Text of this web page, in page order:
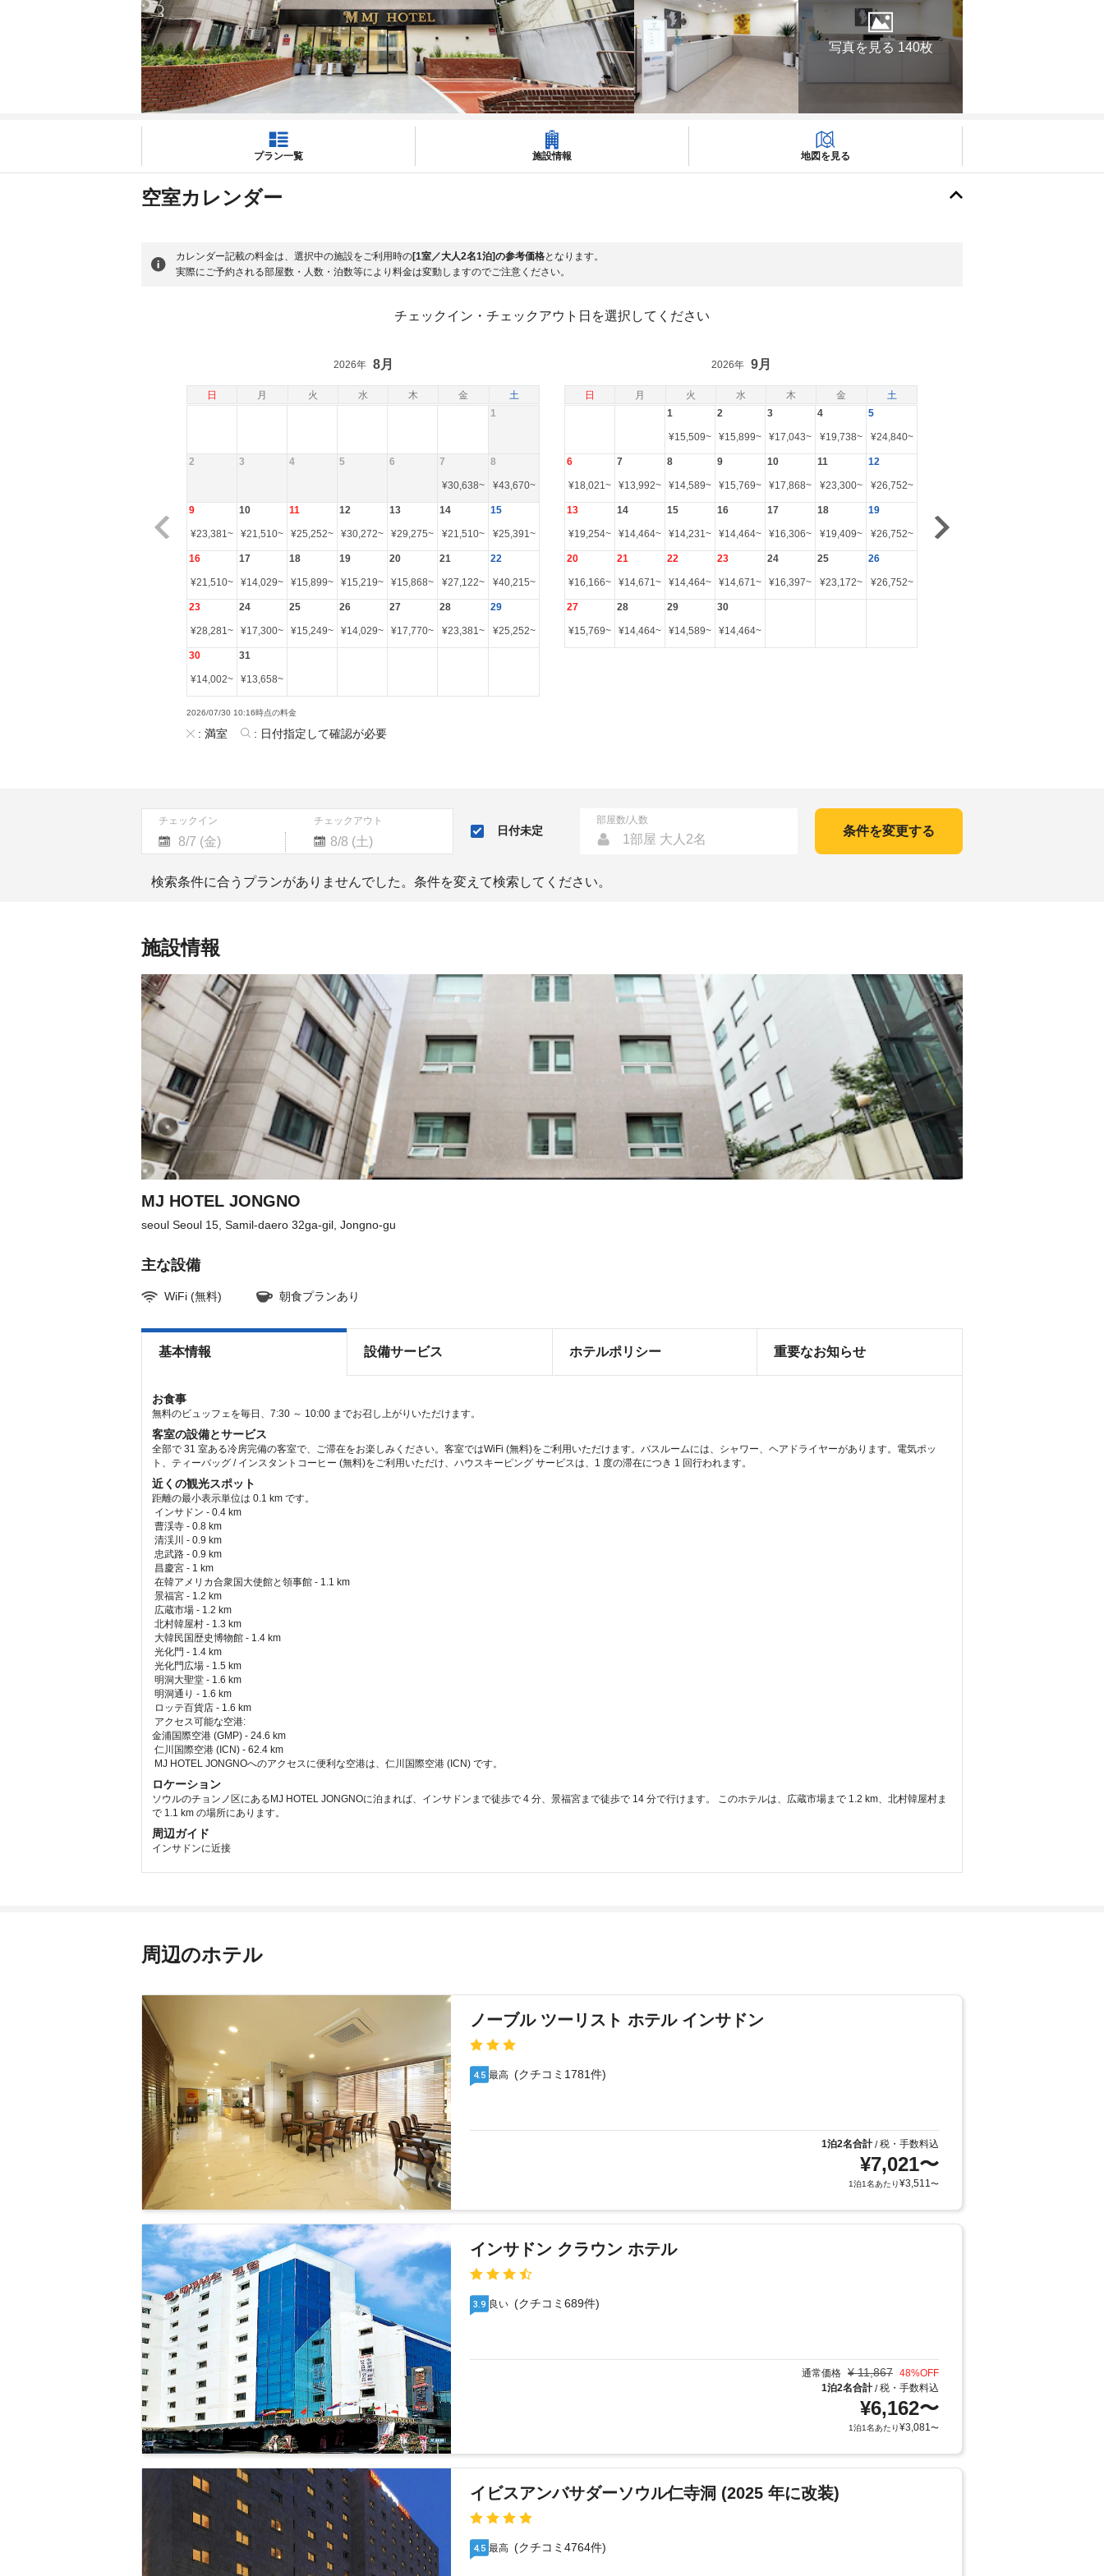
写真を見る 140枚
プラン一覧 施設情報 地図を見る
空室カレンダー
カレンダー記載の料金は、選択中の施設をご利用時の[1室／大人2名1泊]の参考価格となります。
実際にご予約される部屋数・人数・泊数等により料金は変動しますのでご注意ください。
チェックイン・チェックアウト日を選択してください
日 月 火 水 木 金 土 日 月 火 水 木 金 土
2026年 8月
1
2 3 4 5 6 7
¥30,638~
8
¥43,670~
9
¥23,381~
10
¥21,510~
11
¥25,252~
12
¥30,272~
13
¥29,275~
14
¥21,510~
15
¥25,391~
16
¥21,510~
17
¥14,029~
18
¥15,899~
19
¥15,219~
20
¥15,868~
21
¥27,122~
22
¥40,215~
23
¥28,281~
24
¥17,300~
25
¥15,249~
26
¥14,029~
27
¥17,770~
28
¥23,381~
29
¥25,252~
30
¥14,002~
31
¥13,658~
2026年 9月
1
¥15,509~
2
¥15,899~
3
¥17,043~
4
¥19,738~
5
¥24,840~
6
¥18,021~
7
¥13,992~
8
¥14,589~
9
¥15,769~
10
¥17,868~
11
¥23,300~
12
¥26,752~
13
¥19,254~
14
¥14,464~
15
¥14,231~
16
¥14,464~
17
¥16,306~
18
¥19,409~
19
¥26,752~
20
¥16,166~
21
¥14,671~
22
¥14,464~
23
¥14,671~
24
¥16,397~
25
¥23,172~
26
¥26,752~
27
¥15,769~
28
¥14,464~
29
¥14,589~
30
¥14,464~
2026/07/30 10:16時点の料金
: 満室 : 日付指定して確認が必要
チェックイン チェックアウト
Navigate
forward
to
calendar
and
select
a
date.
Press
the
question
mark
key
to
get
the
keyboard
shortcuts
for
changing
dates.
Navigate
to
select
date.
Press
the
question
mark
key
get
the
keyboard
shortcuts
for
changing
日付未定
部屋数/人数
1部屋 大人2名
条件を変更する
検索条件に合うプランがありませんでした。条件を変えて検索してください。
施設情報
MJ HOTEL JONGNO
seoul Seoul 15, Samil-daero 32ga-gil, Jongno-gu
主な設備
WiFi (無料) 朝食プランあり
基本情報 設備サービス ホテルポリシー 重要なお知らせ
お食事
無料のビュッフェを毎日、7:30 ～ 10:00 までお召し上がりいただけます。
客室の設備とサービス
全部で 31 室ある冷房完備の客室で、ご滞在をお楽しみください。客室ではWiFi (無料)をご利用いただけます。バスルームには、シャワー、ヘアドライヤーがあります。電気ポッ
ト、ティーバッグ / インスタントコーヒー (無料)をご利用いただけ、ハウスキーピング サービスは、1 度の滞在につき 1 回行われます。
近くの観光スポット
距離の最小表示単位は 0.1 km です。
インサドン - 0.4 km
曹渓寺 - 0.8 km
清渓川 - 0.9 km
忠武路 - 0.9 km
昌慶宮 - 1 km
在韓アメリカ合衆国大使館と領事館 - 1.1 km
景福宮 - 1.2 km
広蔵市場 - 1.2 km
北村韓屋村 - 1.3 km
大韓民国歴史博物館 - 1.4 km
光化門 - 1.4 km
光化門広場 - 1.5 km
明洞大聖堂 - 1.6 km
明洞通り - 1.6 km
ロッテ百貨店 - 1.6 km
アクセス可能な空港:
金浦国際空港 (GMP) - 24.6 km
仁川国際空港 (ICN) - 62.4 km
MJ HOTEL JONGNOへのアクセスに便利な空港は、仁川国際空港 (ICN) です。
ロケーション
ソウルのチョンノ区にあるMJ HOTEL JONGNOに泊まれば、インサドンまで徒歩で 4 分、景福宮まで徒歩で 14 分で行けます。 このホテルは、広蔵市場まで 1.2 km、北村韓屋村ま
で 1.1 km の場所にあります。
周辺ガイド
インサドンに近接
周辺のホテル
ノーブル ツーリスト ホテル インサドン
4.5 最高 (クチコミ1781件)
1泊2名合計/税・手数料込
¥7,021〜
1泊1名あたり¥3,511〜
インサドン クラウン ホテル
3.9 良い (クチコミ689件)
通常価格 ¥ 11,867 48%OFF
1泊2名合計/税・手数料込
¥6,162〜
1泊1名あたり¥3,081〜
イビスアンバサダーソウル仁寺洞 (2025 年に改装)
4.5 最高 (クチコミ4764件)